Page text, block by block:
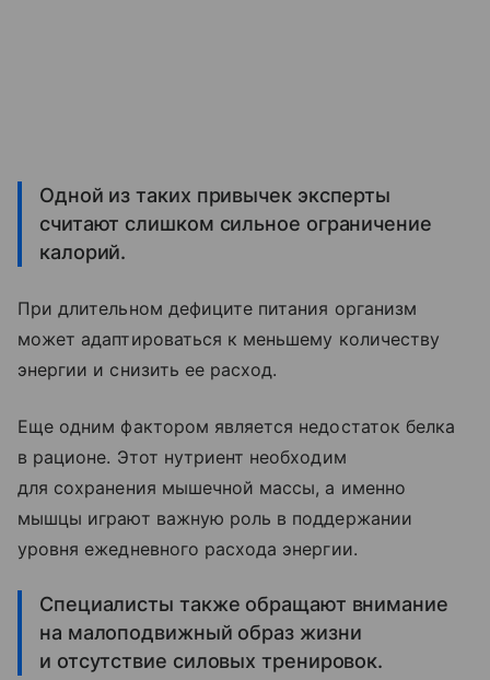
Одной из таких привычек эксперты
считают слишком сильное ограничение
калорий.
При длительном дефиците питания организм
может адаптироваться к меньшему количеству
энергии и снизить ее расход.
Еще одним фактором является недостаток белка
в рационе. Этот нутриент необходим
для сохранения мышечной массы, а именно
мышцы играют важную роль в поддержании
уровня ежедневного расхода энергии.
Специалисты также обращают внимание
на малоподвижный образ жизни
и отсутствие силовых тренировок.